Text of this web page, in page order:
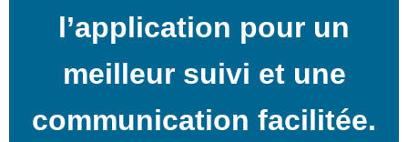
l’application pour un
meilleur suivi et une
communication facilitée.